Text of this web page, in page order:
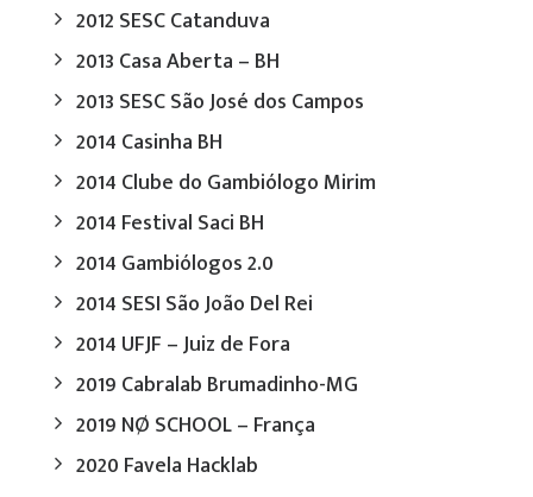
2012 SESC Catanduva
2013 Casa Aberta – BH
2013 SESC São José dos Campos
2014 Casinha BH
2014 Clube do Gambiólogo Mirim
2014 Festival Saci BH
2014 Gambiólogos 2.0
2014 SESI São João Del Rei
2014 UFJF – Juiz de Fora
2019 Cabralab Brumadinho-MG
2019 NØ SCHOOL – França
2020 Favela Hacklab